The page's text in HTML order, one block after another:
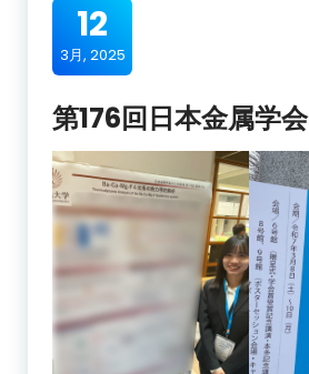
12
3月, 2025
第176回日本金属学会